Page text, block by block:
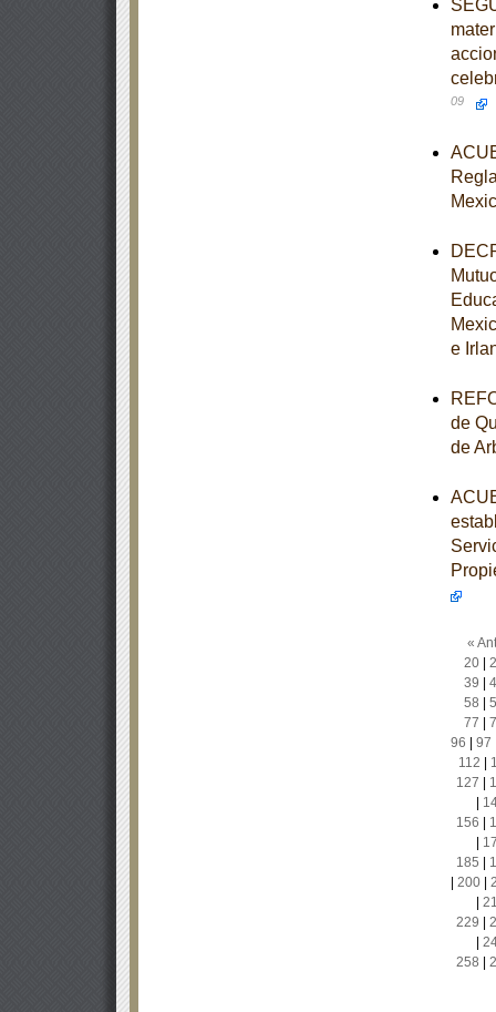
09
e
de
de
«
20|
39
58
77
96
97
112
127
156
185
200|
229
258